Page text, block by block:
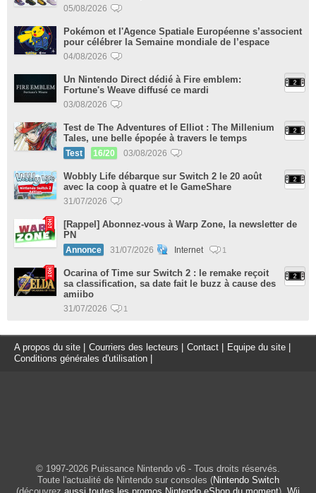
05/08/2026
Pokémon et l'Agence Spatiale Européenne s’associent
pour célébrer la Semaine mondiale de l’espace
04/08/2026
Un Nintendo Direct dédié à Fire emblem:
Fortune's Weave diffusé ce mardi
03/08/2026
Test de The Adventures of Elliot : The Millenium
Tales, une belle épopée à travers le temps
Test 16/20 03/08/2026
Wobbly Life débarque sur Switch 2 le 20 août
avec la coop à quatre et le GameShare
31/07/2026
[Rappel] Abonnez-vous à Warp Zone, la newsletter de
PN
Annonce 31/07/2026 Internet 1
Ocarina of Time sur Switch 2 : le remake reçoit
sa classification, sa date fait le buzz à cause des
amiibo
31/07/2026 1
A propos du site Courriers des lecteurs Contact Equipe du site
Conditions générales d'utilisation
© 1997-2026 Puissance Nintendo v6 - Tous droits réservés.
Toute l'actualité de Nintendo sur consoles (Nintendo Switch